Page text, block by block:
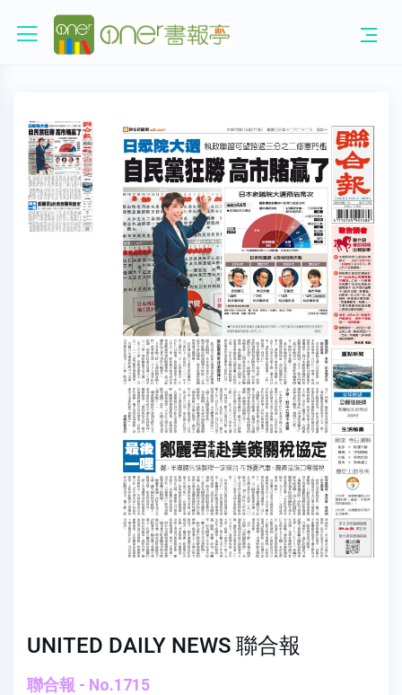
UNITED DAILY NEWS 聯合報
聯合報 - No.1715